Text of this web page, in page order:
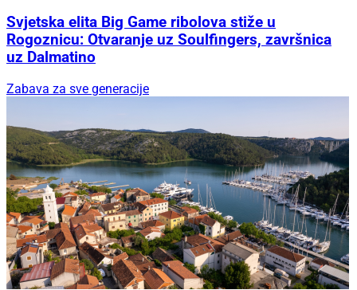
Svjetska elita Big Game ribolova stiže u
Rogoznicu: Otvaranje uz Soulfingers, završnica
uz Dalmatino
Zabava za sve generacije